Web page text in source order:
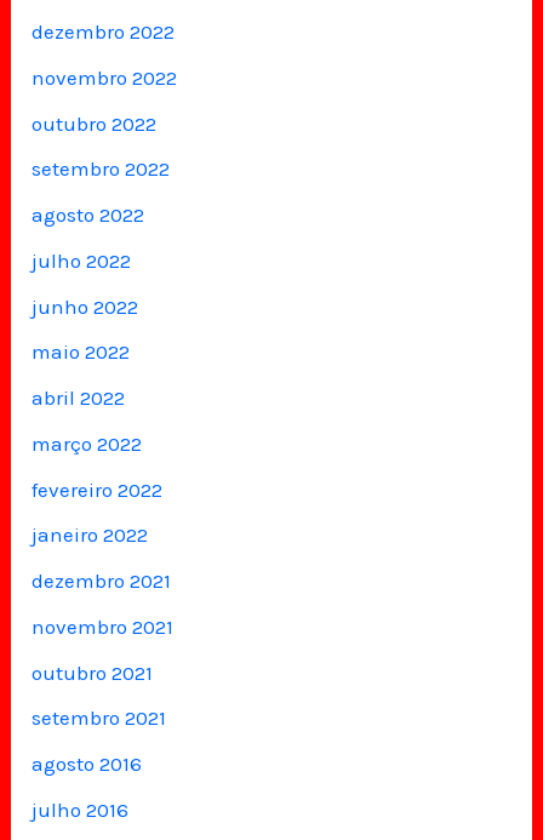
dezembro 2022
novembro 2022
outubro 2022
setembro 2022
agosto 2022
julho 2022
junho 2022
maio 2022
abril 2022
março 2022
fevereiro 2022
janeiro 2022
dezembro 2021
novembro 2021
outubro 2021
setembro 2021
agosto 2016
julho 2016